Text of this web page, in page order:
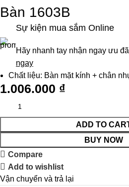
Bàn 1603B
Sự kiện mua sắm Online
Hãy nhanh tay nhận ngay ưu
ngay
Chất liệu: Bàn mặt kính + chân
1.006.000 ₫
ADD TO
BUY NOW
Compare
Add to wishlist
Vận chuyển và trả lại